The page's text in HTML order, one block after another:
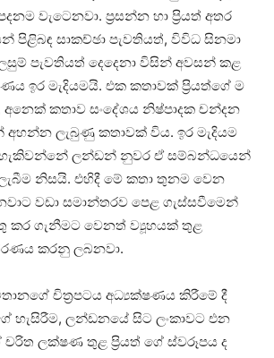
වැටෙනවා. ප්‍රසන්න හා ප්‍රියත් අතර
සාකච්ඡා පැවතියත්, විවිධ සිනමා
පැවතියත් දෙදෙනා විසින් අවසන් කළ
ඉර මැදියමයි. එක කතාවක් ප්‍රියත්ගේ ම
අනෙක් කතාව සංදේශය නිෂ්පාදක චන්දන
ලැබුණු කතාවක් විය. ඉර මැදියම
ලන්ඩන් නුවර ඒ සම්බන්ධයෙන්
නිසයි. එහිදී මේ කතා තුනම වෙන
වඩා සමාන්තරව පෙළ ගැස්සවීමෙන්
කර ගැනීමට වෙනත් ව්‍යූහයක් තුළ
කරනු ලබනවා.
චිත්‍රපටය අධ්‍යක්ෂණය කිරීමේ දී
හැසිරීම, ලන්ඩනයේ සිට ලංකාවට එන
චරිත ලක්ෂණ තුළ ප්‍රියත් ගේ ස්වරූපය ද